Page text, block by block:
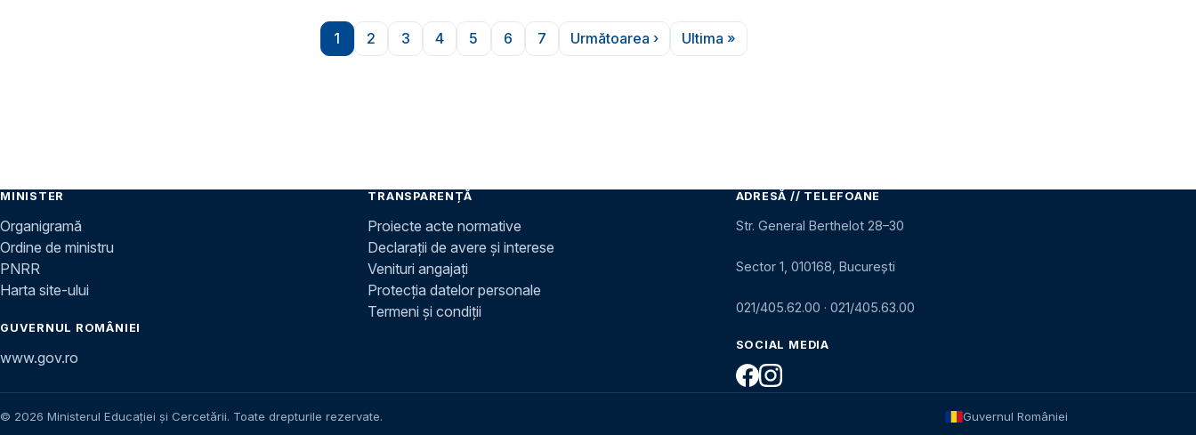
Pagina
1
Pagina
2
Pagina
3
Pagina
4
Pagina
5
Pagina
6
Pagina
7
Pagina următoare
Următoarea ›
Ultima pagină
Ultima »
MINISTER
Organigramă
Ordine de ministru
PNRR
Harta site-ului
GUVERNUL ROMÂNIEI
www.gov.ro
TRANSPARENȚĂ
Proiecte acte normative
Declarații de avere și interese
Venituri angajați
Protecția datelor personale
Termeni și condiții
ADRESĂ // TELEFOANE
Str. General Berthelot 28–30
Sector 1, 010168, București
021/405.62.00 · 021/405.63.00
SOCIAL MEDIA
© 2026 Ministerul Educației și Cercetării. Toate drepturile rezervate. Guvernul României